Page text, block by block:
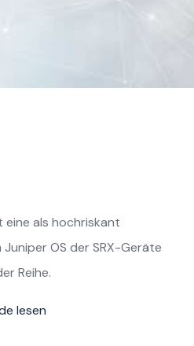
als hochriskant
OS der SRX-Geräte
Reihe.
lesen